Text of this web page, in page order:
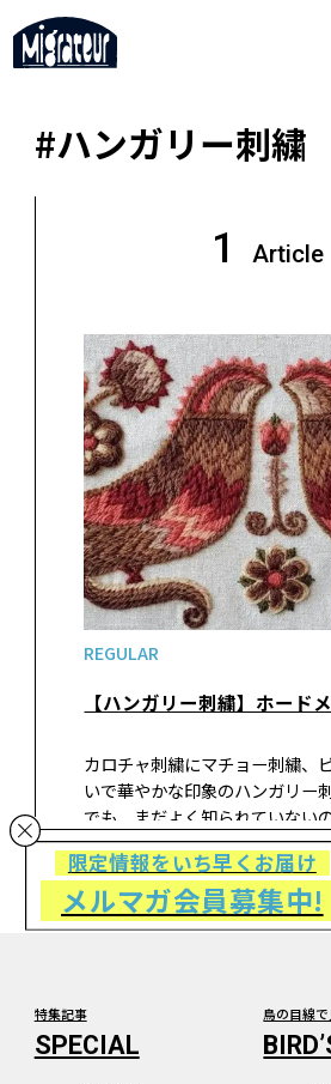
#ハンガリー刺繍
1 Article
REGULAR
カロチャ刺繍にマチョー刺繍、
いで華やかな印象のハンガリー
でも、まだよく知られていない
の南東部に位置する「ホードメ
ールヘイ」というある町に伝わ
繍を伝える活動をする唯一の日
ろさんにお話を伺いました。
限定情報をいち早くお届け
メルマガ会員募集中!
特集記事 鳥の目線で